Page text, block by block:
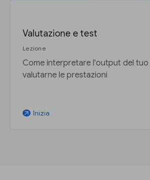
Valutazione e test
Lezione
Come interpretare l'output del tuo
valutarne le prestazioni
arrow_outward Inizia